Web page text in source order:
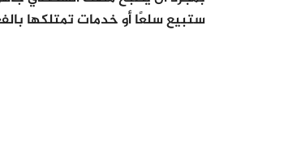
ستبيع سلعًا أو خدمات تمتلكها